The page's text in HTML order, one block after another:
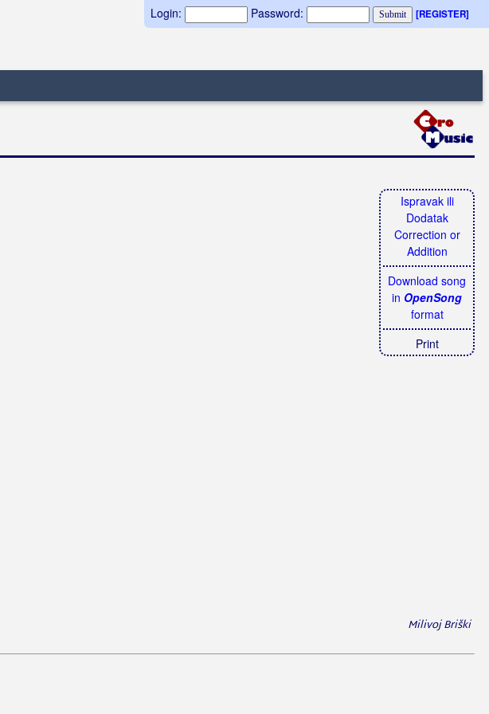
Login: Password: [REGISTER]
Ispravak ili
Dodatak
Correction or
Addition
Download song
in OpenSong
format
Print
Milivoj Briški